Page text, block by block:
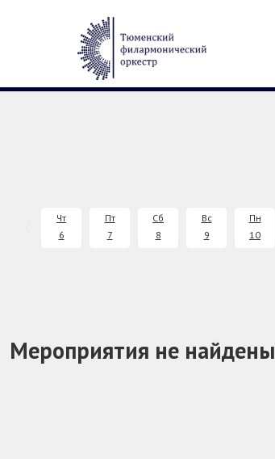
Чт
6
Пт
7
Сб
8
Вс
9
Пн
10
Мероприятия не найдены